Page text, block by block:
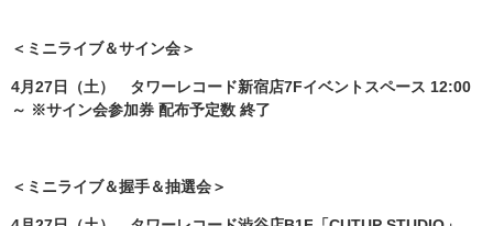
＜ミニライブ＆サイン会＞
4月27日（土） タワーレコード新宿店7Fイベントスペース 12:00
～ ※サイン会参加券 配布予定数 終了
＜ミニライブ＆握手＆抽選会＞